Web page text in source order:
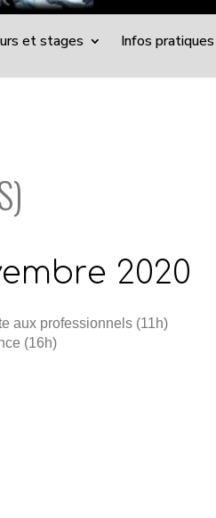
et stages Infos pratiques
2020
aux professionnels (11h)
(16h)